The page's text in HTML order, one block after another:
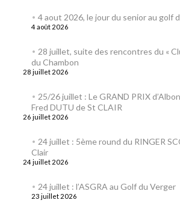
4 aout 2026, le jour du senior au golf
4 août 2026
28 juillet, suite des rencontres du «
du Chambon
28 juillet 2026
25/26 juillet : Le GRAND PRIX
Fred DUTU de St CLAIR
26 juillet 2026
24 juillet : 5ème round du RINGER
Clair
24 juillet 2026
24 juillet : l’ASGRA au Golf du Verger
23 juillet 2026